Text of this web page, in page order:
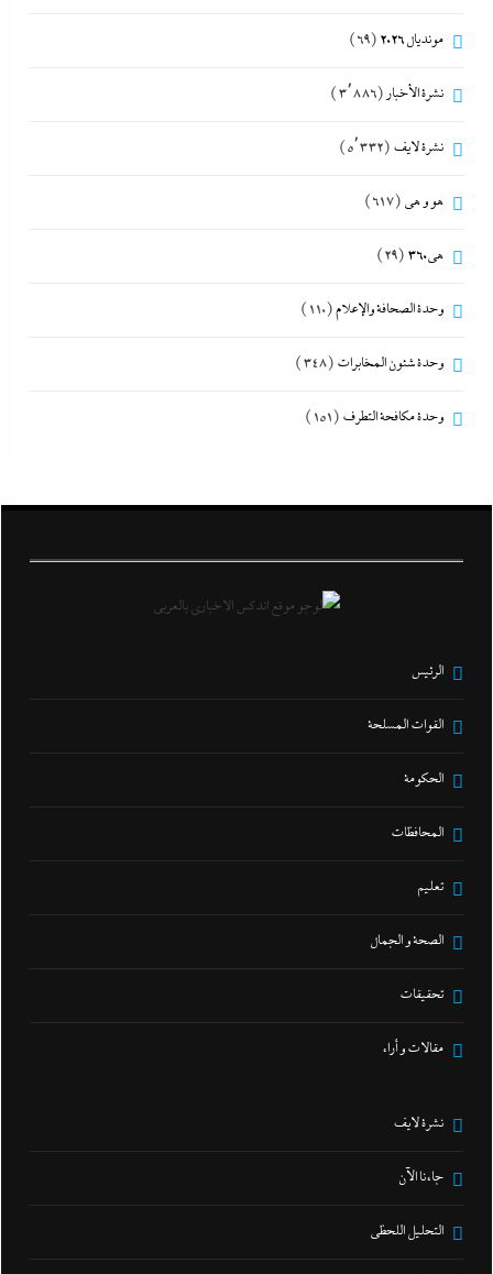
مونديال 2026 (69)
نشرة الأخبار (3٬886)
نشرة لايف (5٬332)
هو و هي (617)
هى360 (29)
وحدة الصحافة والإعلام(110)
وحدة شئون المخابرات (348)
وحدة مكافحة التطرف (151)
الرئيس
القوات المسلحة
الحكومة
المحافظات
تعليم
الصحة و الجمال
تحقيقات
مقالات و أراء
نشرة لايف
جاءنا الآن
التحليل اللحظي